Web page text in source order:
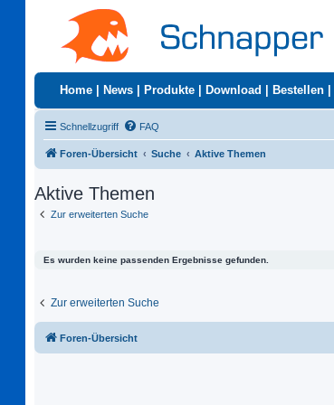
Home News Produkte Download Bestellen
Schnellzugriff FAQ
Foren-Übersicht Suche Aktive Themen
Aktive Themen
Zur erweiterten Suche
Es wurden keine passenden Ergebnisse gefunden.
Zur erweiterten Suche
Foren-Übersicht